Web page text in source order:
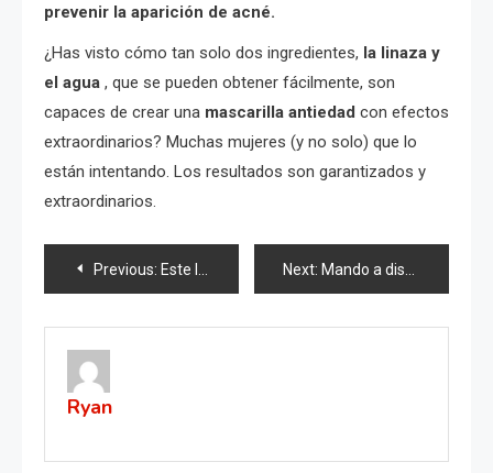
prevenir la aparición de acné.
¿Has visto cómo tan solo dos ingredientes, la linaza y
el agua , que se pueden obtener fácilmente, son
capaces de crear una mascarilla antiedad con efectos
extraordinarios? Muchas mujeres (y no solo) que lo
están intentando. Los resultados son garantizados y
extraordinarios.
Post
navigation
Previous: Este líquido es 5 veces más fuerte que el botox: elimina todos los signos del envejecimiento. Next: Mando a distancia, con este método puedes despedirte de las pilas: deja de gastar dinero
Ryan